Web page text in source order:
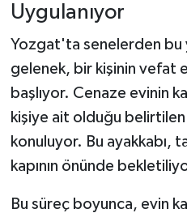
Uygulanıyor
Yozgat'ta senelerden bu
gelenek, bir kişinin vefat
başlıyor. Cenaze evinin
kişiye ait olduğu belirtilen
konuluyor. Bu ayakkabı,
kapının önünde
Bu süreç boyunca, evin